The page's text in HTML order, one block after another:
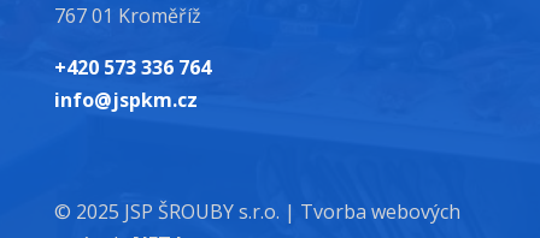
767 01 Kroměříž
+420 573 336 764
info@jspkm.cz
© 2025 JSP ŠROUBY s.r.o. | Tvorba webových